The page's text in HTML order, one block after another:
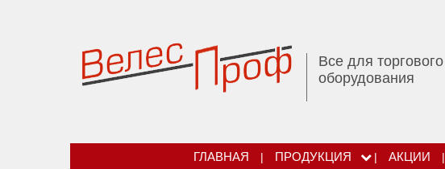
Все для торгового
оборудования
ГЛАВНАЯ | ПРОДУКЦИЯ | АКЦИИ |